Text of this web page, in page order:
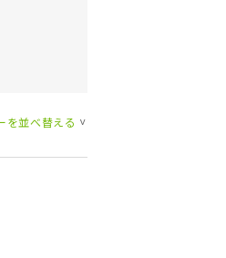
を並べ替える >